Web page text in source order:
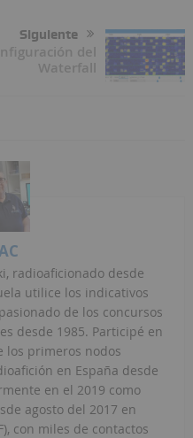
Siguiente
del
Waterfall
radioaficionado desde
utilice los indicativos
de los concursos
desde 1985. Participé en
los primeros nodos
en España desde
en el 2019 como
agosto del 2017 en
con miles de contactos